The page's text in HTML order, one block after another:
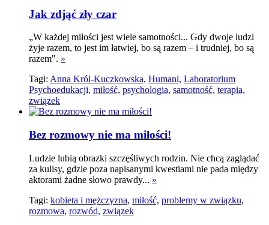
Jak zdjąć zły czar
„W każdej miłości jest wiele samotności... Gdy dwoje ludzi
żyje razem, to jest im łatwiej, bo są razem – i trudniej, bo są
razem". »
Tagi: Anna Król-Kuczkowska, Humani, Laboratorium
Psychoedukacji, miłość, psychologia, samotność, terapia,
związek
Bez rozmowy nie ma miłości!
Ludzie lubią obrazki szczęśliwych rodzin. Nie chcą zaglądać
za kulisy, gdzie poza napisanymi kwestiami nie pada między
aktorami żadne słowo prawdy... »
Tagi: kobieta i mężczyzna, miłość, problemy w związku,
rozmowa, rozwód, związek